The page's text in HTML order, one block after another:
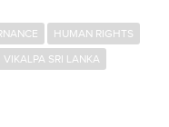
HUMAN RIGHTS
VIKALPA SRI LANKA